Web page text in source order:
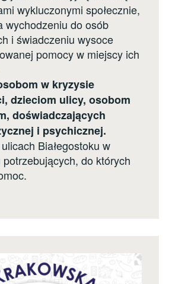
wykluczonymi społecznie,
wychodzeniu do osób
i świadczeniu wysoce
pomocy w miejscy ich
w kryzysie
dzieciom ulicy, osobom
doświadczających
i psychicznej.
Białegostoku w
do których